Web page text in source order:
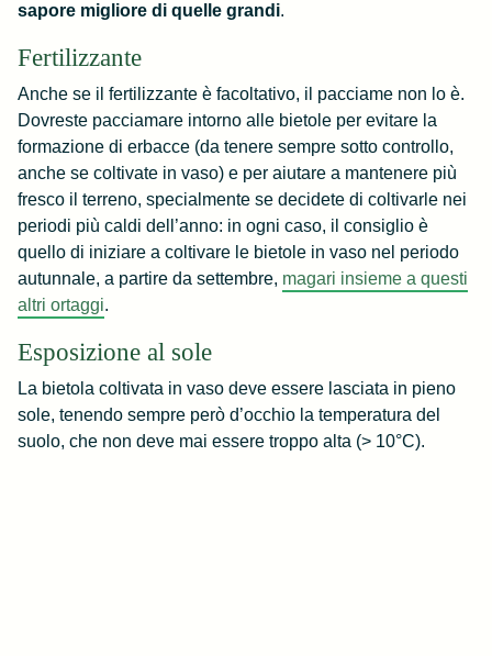
sapore migliore di quelle grandi.
Fertilizzante
Anche se il fertilizzante è facoltativo, il pacciame non lo è.
Dovreste pacciamare intorno alle bietole per evitare la
formazione di erbacce (da tenere sempre sotto controllo,
anche se coltivate in vaso) e per aiutare a mantenere più
fresco il terreno, specialmente se decidete di coltivarle nei
periodi più caldi dell’anno: in ogni caso, il consiglio è
quello di iniziare a coltivare le bietole in vaso nel periodo
autunnale, a partire da settembre, magari insieme a questi
altri ortaggi.
Esposizione al sole
La bietola coltivata in vaso deve essere lasciata in pieno
sole, tenendo sempre però d’occhio la temperatura del
suolo, che non deve mai essere troppo alta (> 10°C).